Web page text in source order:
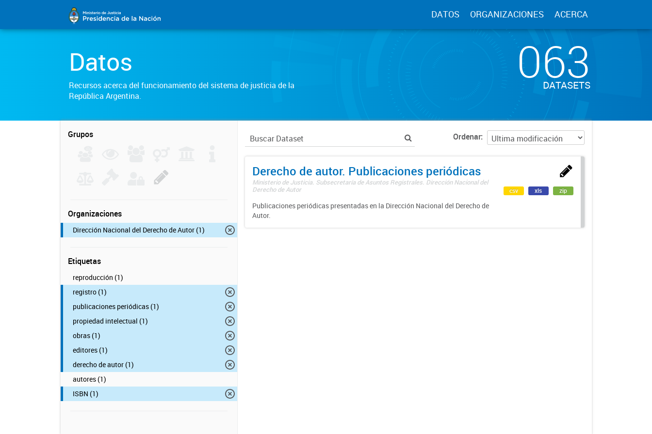
DATOS ORGANIZACIONES ACERCA
Datos
Recursos acerca del funcionamiento del sistema de justicia de la
República Argentina.
063
DATASETS
Grupos
Organizaciones
Dirección Nacional del Derecho de Autor (1)
Etiquetas
reproducción (1)
registro (1)
publicaciones periódicas (1)
propiedad intelectual (1)
obras (1)
editores (1)
derecho de autor (1)
autores (1)
ISBN (1)
Ordenar
Derecho de autor. Publicaciones periódicas
Ministerio de Justicia. Subsecretaría de Asuntos Registrales. Dirección Nacional del
Derecho de Autor
Publicaciones periódicas presentadas en la Dirección Nacional del Derecho de
Autor.
csv xls zip